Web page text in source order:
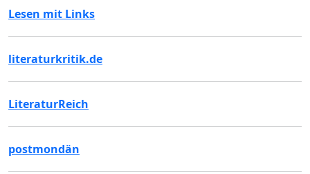
Lesen mit Links
literaturkritik.de
LiteraturReich
postmondän